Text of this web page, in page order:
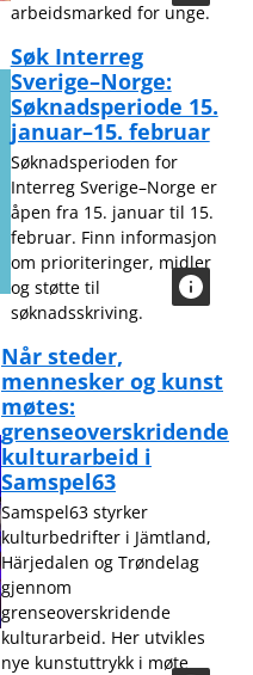
arbeidsmarked for unge.
Søk Interreg
Sverige–Norge:
Søknadsperiode 15.
januar–15. februar
Søknadsperioden for
Interreg Sverige–Norge er
åpen fra 15. januar til 15.
februar. Finn informasjon
om prioriteringer, midler
og støtte til
søknadsskriving.
Når steder,
mennesker og kunst
møtes:
grenseoverskridende
kulturarbeid i
Samspel63
Samspel63 styrker
kulturbedrifter i Jämtland,
Härjedalen og Trøndelag
gjennom
grenseoverskridende
kulturarbeid. Her utvikles
nye kunstuttrykk i møte